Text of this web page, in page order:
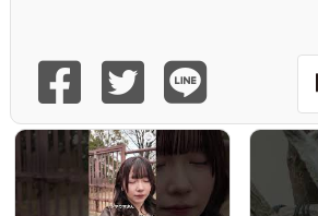
災音楽フ ェスを開催し、2 千人の参
を分かち合いました。
内閣官房国土強靭化民間事例集にも
ています。